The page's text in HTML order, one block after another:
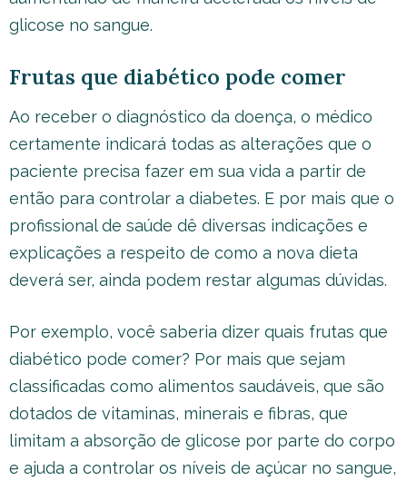
glicose no sangue.
Frutas que diabético pode comer
Ao receber o diagnóstico da doença, o médico
certamente indicará todas as alterações que o
paciente precisa fazer em sua vida a partir de
então para controlar a diabetes. E por mais que o
profissional de saúde dê diversas indicações e
explicações a respeito de como a nova dieta
deverá ser, ainda podem restar algumas dúvidas.
Por exemplo, você saberia dizer quais frutas que
diabético pode comer? Por mais que sejam
classificadas como alimentos saudáveis, que são
dotados de vitaminas, minerais e fibras, que
limitam a absorção de glicose por parte do corpo
e ajuda a controlar os níveis de açúcar no sangue,